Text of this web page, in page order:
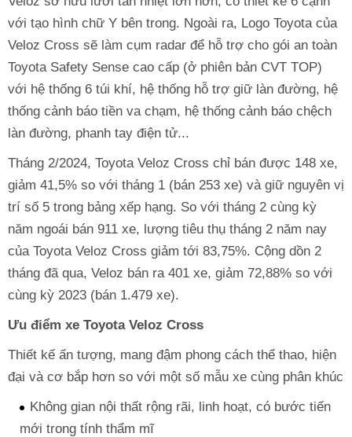
với tạo hình chữ Y bên trong. Ngoài ra, Logo Toyota của
Veloz Cross sẽ làm cụm radar để hỗ trợ cho gói an toàn
Toyota Safety Sense cao cấp (ở phiên bản CVT TOP)
với hệ thống 6 túi khí, hệ thống hỗ trợ giữ làn đường, hệ
thống cảnh báo tiền va chạm, hệ thống cảnh báo chệch
làn đường, phanh tay điện tử...
Tháng 2/2024, Toyota Veloz Cross chỉ bán được 148 xe,
giảm 41,5% so với tháng 1 (bán 253 xe) và giữ nguyên vị
trí số 5 trong bảng xếp hạng. So với tháng 2 cùng kỳ
năm ngoái bán 911 xe, lượng tiêu thụ tháng 2 năm nay
của Toyota Veloz Cross giảm tới 83,75%. Cộng dồn 2
tháng đã qua, Veloz bán ra 401 xe, giảm 72,88% so với
cùng kỳ 2023 (bán 1.479 xe).
Ưu điểm xe Toyota Veloz Cross
Thiết kế ấn tượng, mang đậm phong cách thể thao, hiện
đại và cơ bắp hơn so với một số mẫu xe cùng phân khúc
Không gian nội thất rộng rãi, linh hoạt, có bước tiến
mới trong tính thẩm mĩ